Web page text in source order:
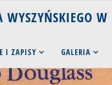
WYSZYŃSKIEGO W
I ZAPISY GALERIA